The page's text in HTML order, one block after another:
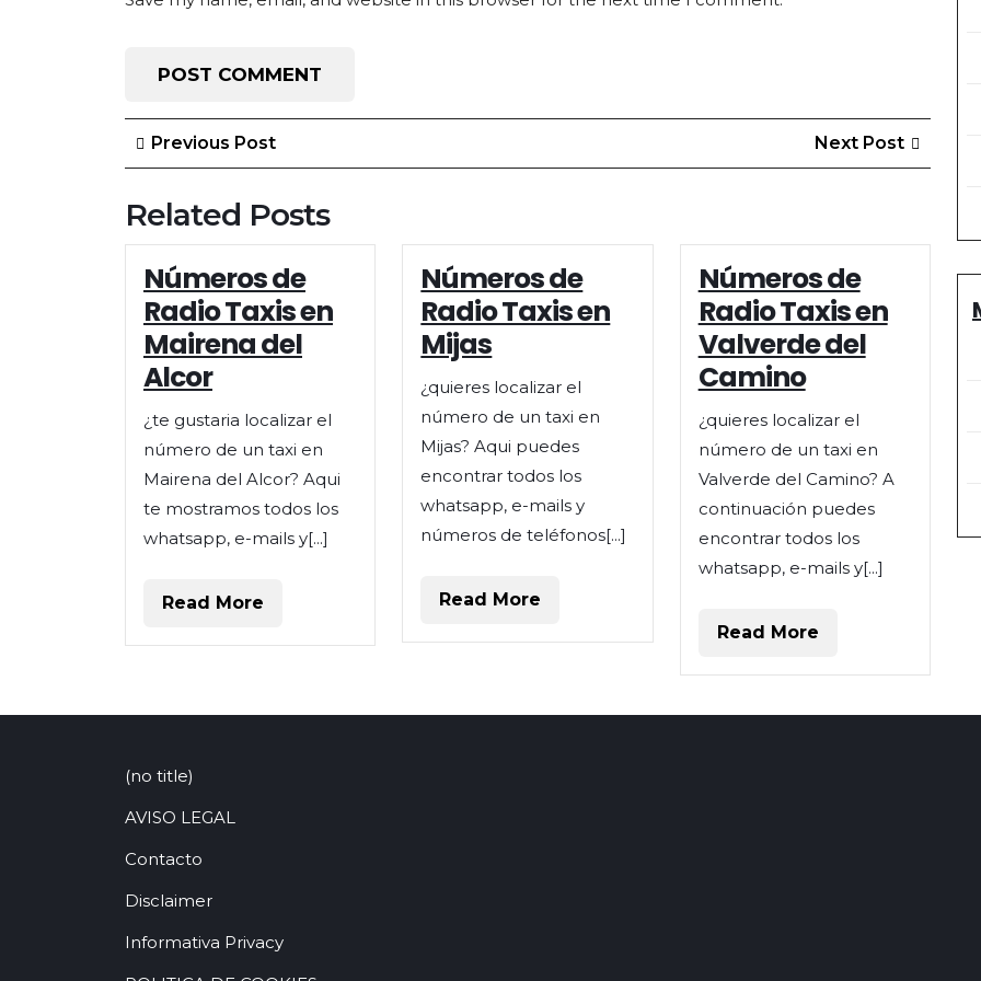
Post
navigation
Previous PostPrevious
Post
Next Post
Post
Related Posts
Números de
Radio Taxis en
Mairena del
Alcor
¿te gustaria localizar el
número de un taxi en
Mairena del Alcor? Aqui
te mostramos todos los
whatsapp, e-mails y[...]
Read More
Números de
Radio Taxis en
Mijas
¿quieres localizar el
número de un taxi en
Mijas? Aqui puedes
encontrar todos los
whatsapp, e-mails y
números de teléfonos[...]
Read More
Números de
Radio Taxis en
Valverde del
Camino
¿quieres localizar el
número de un taxi en
Valverde del Camino? A
continuación puedes
encontrar todos los
whatsapp, e-mails y[...]
Read MoreRead
(no title)
AVISO LEGAL
Contacto
Disclaimer
Informativa Privacy